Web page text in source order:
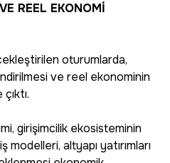
REEL EKONOMİ
oturumlarda,
ve reel ekonominin
girişimcilik ekosisteminin
altyapı yatırımları